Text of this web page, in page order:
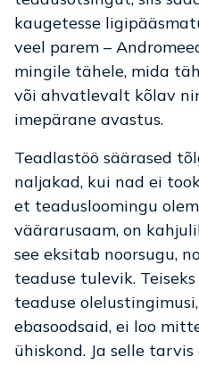
kaugetesse
veel parem –
mingile tähele, mida
või ahvatlevalt kõlav
imepärane avastus.
Teadlastöö säärased
naljakad, kui nad ei
et teadusloomingu
väärarusaam, on
see eksitab noorsugu,
teaduse tulevik.
teaduse
ebasoodsaid, ei loo
ühiskond. Ja selle